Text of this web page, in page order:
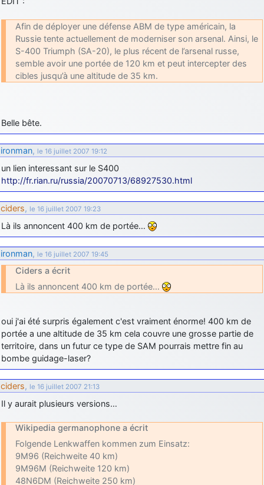
Afin de déployer une défense ABM de type américain, la
Russie tente actuellement de moderniser son arsenal. Ainsi, le
S-400 Triumph (SA-20), le plus récent de l’arsenal russe,
semble avoir une portée de 120 km et peut intercepter des
cibles jusqu’à une altitude de 35 km.
Belle bête.
ironman, le 16 juillet 2007 19:12
un lien interessant sur le S400
http://fr.rian.ru/russia/20070713/68927530.html
ciders, le 16 juillet 2007 19:23
Là ils annoncent 400 km de portée…
ironman, le 16 juillet 2007 19:45
Ciders a écrit
Là ils annoncent 400 km de portée…
oui j'ai été surpris également c'est vraiment énorme! 400 km de
portée a une altitude de 35 km cela couvre une grosse partie de
territoire, dans un futur ce type de SAM pourrais mettre fin au
bombe guidage-laser?
ciders, le 16 juillet 2007 21:13
Il y aurait plusieurs versions…
Wikipedia germanophone a écrit
Folgende Lenkwaffen kommen zum Einsatz:
9M96 (Reichweite 40 km)
9M96M (Reichweite 120 km)
48N6DM (Reichweite 250 km)